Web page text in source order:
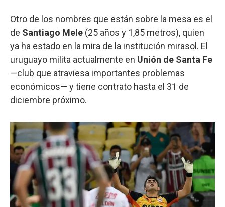
Otro de los nombres que están sobre la mesa es el
de Santiago Mele (25 años y 1,85 metros), quien
ya ha estado en la mira de la institución mirasol. El
uruguayo milita actualmente en Unión de Santa Fe
—club que atraviesa importantes problemas
económicos— y tiene contrato hasta el 31 de
diciembre próximo.